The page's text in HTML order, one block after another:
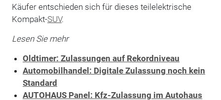
Käufer entschieden sich für dieses teilelektrische
Kompakt-SUV.
Lesen Sie mehr
Oldtimer: Zulassungen auf Rekordniveau
Automobilhandel: Digitale Zulassung noch kein
Standard
AUTOHAUS Panel: Kfz-Zulassung im Autohaus